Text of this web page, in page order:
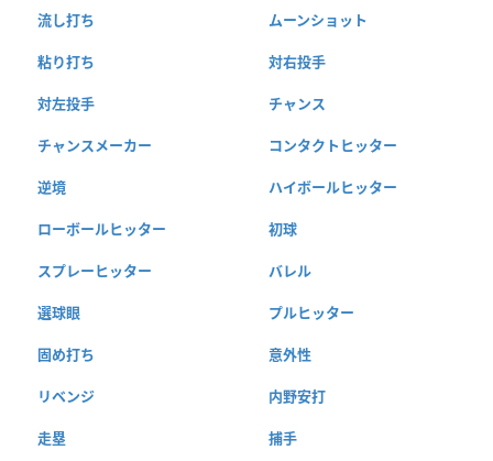
流し打ち ムーンショット
粘り打ち 対右投手
対左投手 チャンス
チャンスメーカー コンタクトヒッター
逆境 ハイボールヒッター
ローボールヒッター 初球
スプレーヒッター バレル
選球眼 プルヒッター
固め打ち 意外性
リベンジ 内野安打
走塁 捕手